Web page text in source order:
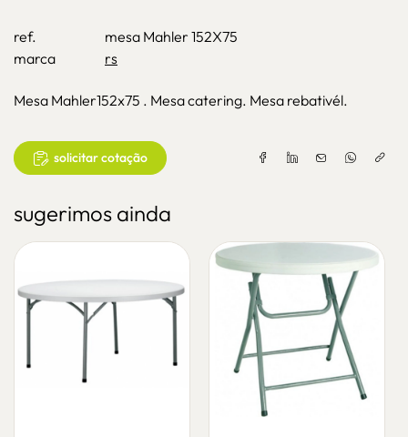
ref.
mesa Mahler 152X75
marca
rs
Mesa Mahler152x75 . Mesa catering. Mesa rebativél.
solicitar cotação
sugerimos ainda